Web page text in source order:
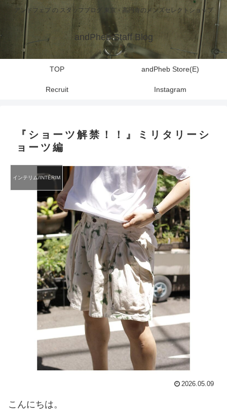
アンドフェブ の スタッフブログ 東京・高円寺のメンズセレクトショップ
andPheb Staff Blog
TOP andPheb Store(E)
Recruit Instagram
『ショーツ解禁！！』ミリタリーシ
ョーツ編
インテリム/INTĒRIM
2026.05.09
こんにちは。